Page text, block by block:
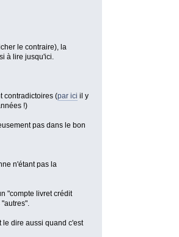
le contraire), la
à lire jusqu'ici.
contradictoires (par ici il y
!)
pas dans le bon
n'étant pas la
"compte livret crédit
le dire aussi quand c'est